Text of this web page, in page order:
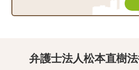
弁護士法人松本直樹